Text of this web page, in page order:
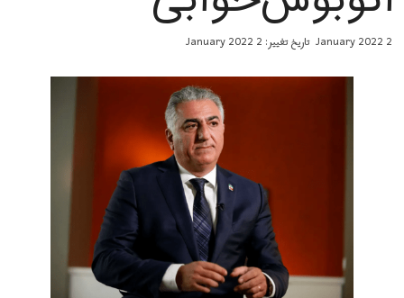
2 January 2022 تاریخ تغییر: 2 January 2022